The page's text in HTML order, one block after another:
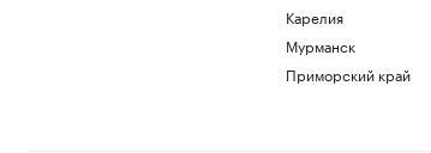
Карелия
Мурманск
Приморский край